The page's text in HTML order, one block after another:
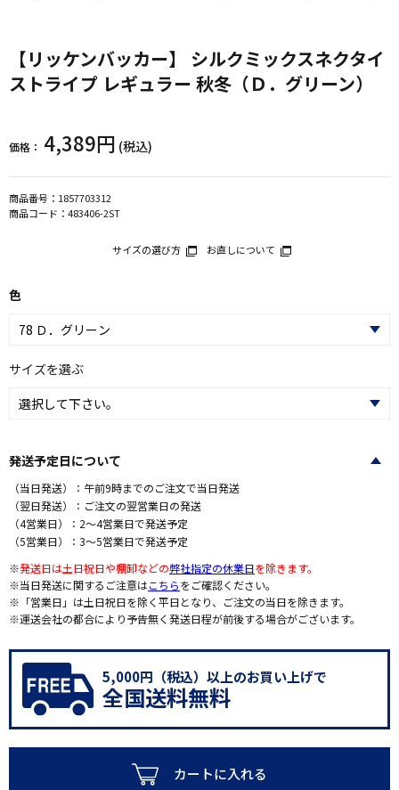
【リッケンバッカー】 シルクミックスネクタイ
ストライプ レギュラー 秋冬（Ｄ．グリーン）
価格： 4,389円 (税込)
商品番号： 1857703312
商品コード： 483406-2ST
サイズの選び方 お直しについて
色
サイズを選ぶ
発送予定日について
（当日発送）：午前9時までのご注文で当日発送
（翌日発送）：ご注文の翌営業日の発送
（4営業日）：2～4営業日で発送予定
（5営業日）：3～5営業日で発送予定
※発送日は土日祝日や棚卸などの弊社指定の休業日を除きます。
※当日発送に関するご注意はこちらをご確認ください。
※「営業日」は土日祝日を除く平日となり、ご注文の当日を除きます。
※運送会社の都合により予告無く発送日程が前後する場合がございます。
5,000円（税込）以上のお買い上げで
全国送料無料
カートに入れる